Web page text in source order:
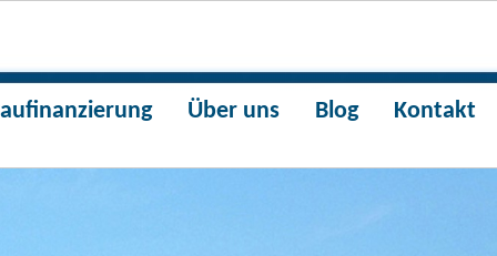
Kontakt
Blog
Über uns